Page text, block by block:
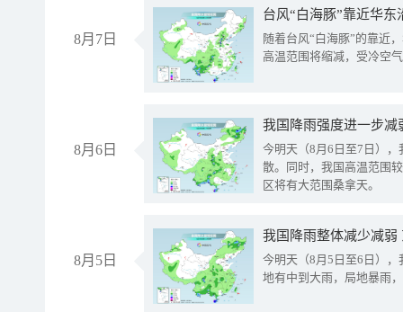
8月7日
台风“白海豚”靠近华
随着台风“白海豚”的靠近
高温范围将缩减，受冷空
8月6日
今明天（8月6日至7日）
散。同时，我国高温范围
区将有大范围桑拿天。
8月5日
我国降雨整体减少减弱
今明天（8月5日至6日）
地有中到大雨，局地暴雨